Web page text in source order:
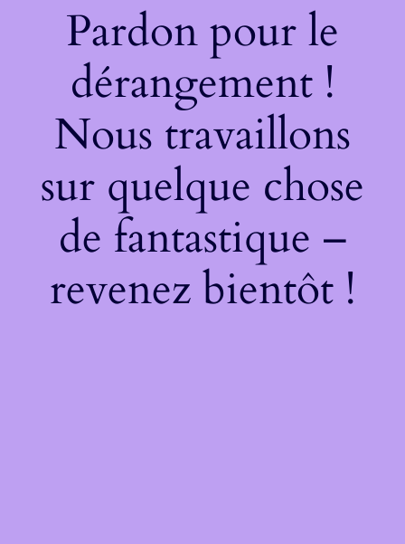
Pardon pour le
dérangement !
Nous travaillons
sur quelque chose
de fantastique –
revenez bientôt !